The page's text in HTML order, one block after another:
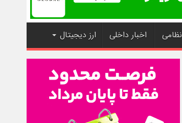
نظامی اخبار داخلی ارز دیجیتال